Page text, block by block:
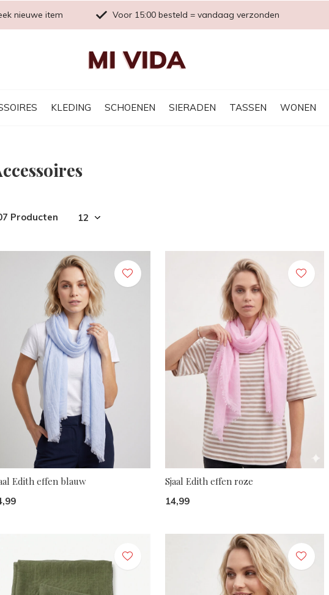
KLEDING SCHOENEN SIERADEN TASSEN WONEN
nieuwe item Voor 15:00 besteld = vandaag verzonden
Producten
Edith effen blauw Sjaal Edith effen roze
14,99